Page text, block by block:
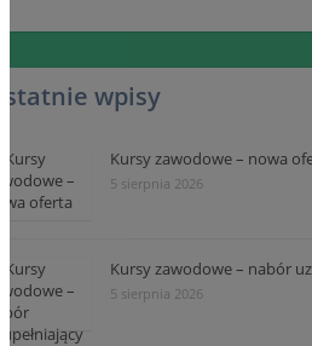
Ostatnie wpisy
Kursy zawodowe – nowa
5 sierpnia 2026
Kursy zawodowe – nabór
5 sierpnia 2026